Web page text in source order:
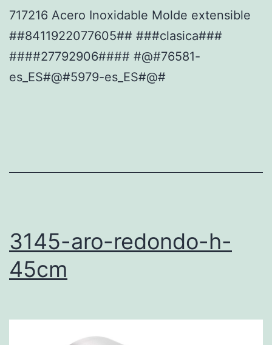
717216 Acero Inoxidable Molde extensible
##8411922077605## ###clasica###
####27792906#### #@#76581-
es_ES#@#5979-es_ES#@#
3145-aro-redondo-h-
45cm